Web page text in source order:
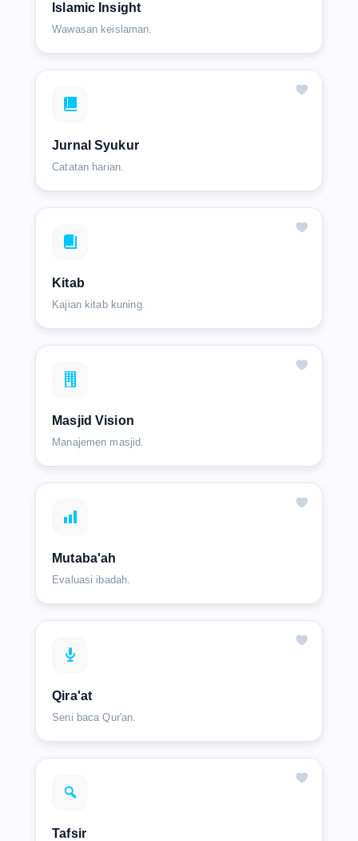
Islamic Insight
Wawasan keislaman.
Jurnal Syukur
Catatan harian.
Kitab
Kajian kitab kuning.
Masjid Vision
Manajemen masjid.
Mutaba'ah
Evaluasi ibadah.
Qira'at
Seni baca Qur'an.
Tafsir